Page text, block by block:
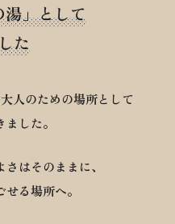
」として
た
人のための場所として
した。
はそのままに、
る場所へ。